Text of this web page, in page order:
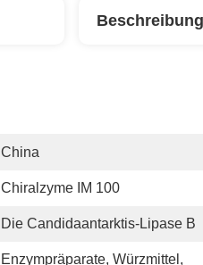
China
Chiralzyme IM 100
Die Candidaantarktis-Lipase B
Enzympräparate, Würzmittel,